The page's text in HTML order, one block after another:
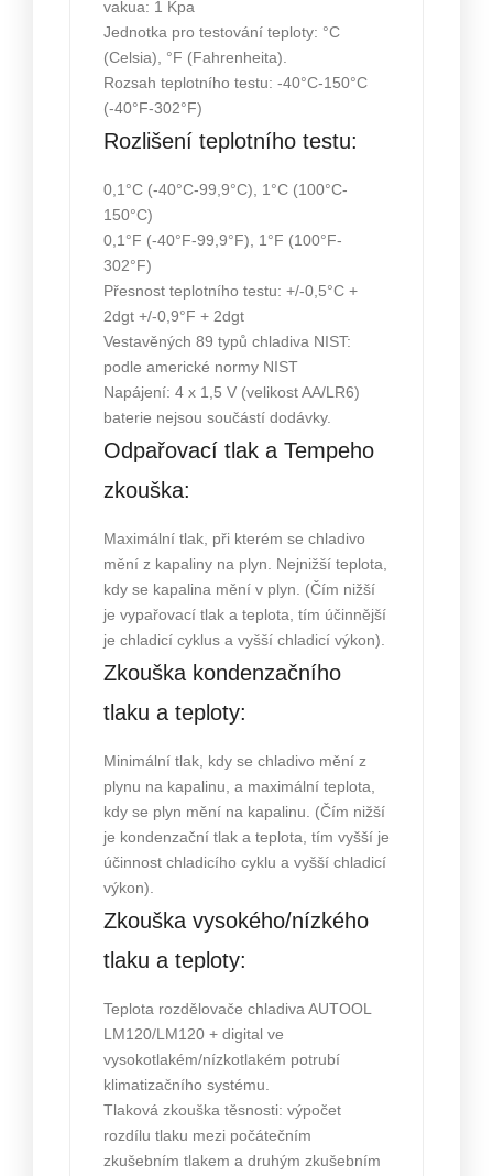
vakua: 1 Kpa
Jednotka pro testování teploty: °C
(Celsia), °F (Fahrenheita).
Rozsah teplotního testu: -40°C-150°C
(-40°F-302°F)
Rozlišení teplotního testu:
0,1°C (-40°C-99,9°C), 1°C (100°C-
150°C)
0,1°F (-40°F-99,9°F), 1°F (100°F-
302°F)
Přesnost teplotního testu: +/-0,5°C +
2dgt +/-0,9°F + 2dgt
Vestavěných 89 typů chladiva NIST:
podle americké normy NIST
Napájení: 4 x 1,5 V (velikost AA/LR6)
baterie nejsou součástí dodávky.
Odpařovací tlak a Tempeho
zkouška:
Maximální tlak, při kterém se chladivo
mění z kapaliny na plyn. Nejnižší teplota,
kdy se kapalina mění v plyn. (Čím nižší
je vypařovací tlak a teplota, tím účinnější
je chladicí cyklus a vyšší chladicí výkon).
Zkouška kondenzačního
tlaku a teploty:
Minimální tlak, kdy se chladivo mění z
plynu na kapalinu, a maximální teplota,
kdy se plyn mění na kapalinu. (Čím nižší
je kondenzační tlak a teplota, tím vyšší je
účinnost chladicího cyklu a vyšší chladicí
výkon).
Zkouška vysokého/nízkého
tlaku a teploty:
Teplota rozdělovače chladiva AUTOOL
LM120/LM120 + digital ve
vysokotlakém/nízkotlakém potrubí
klimatizačního systému.
Tlaková zkouška těsnosti: výpočet
rozdílu tlaku mezi počátečním
zkušebním tlakem a druhým zkušebním